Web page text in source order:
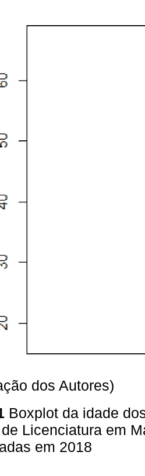
dos Autores)
Boxplot da idade
Licenciatura em
em 2018